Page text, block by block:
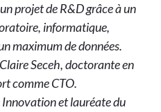
projet de R&D grâce à un
informatique,
maximum de données.
Seceh, doctorante en
comme CTO.
et lauréate du